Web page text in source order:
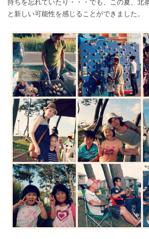
と新しい可能性を感じることができました。